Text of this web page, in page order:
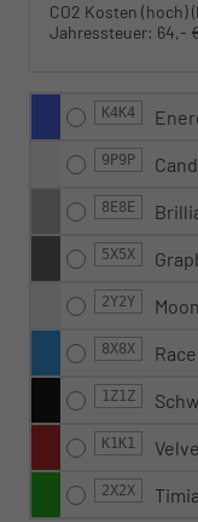
CO2 Kosten (hoch)
Jahressteuer: 64,-
K4K4
9P9P
8E8E
5X5X
2Y2Y
8X8X
1Z1Z
K1K1
2X2X